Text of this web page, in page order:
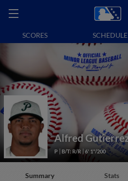
SCORES SCHEDULE
Alfred
P B/T: R/R 6' 1"/200
Summary Stats